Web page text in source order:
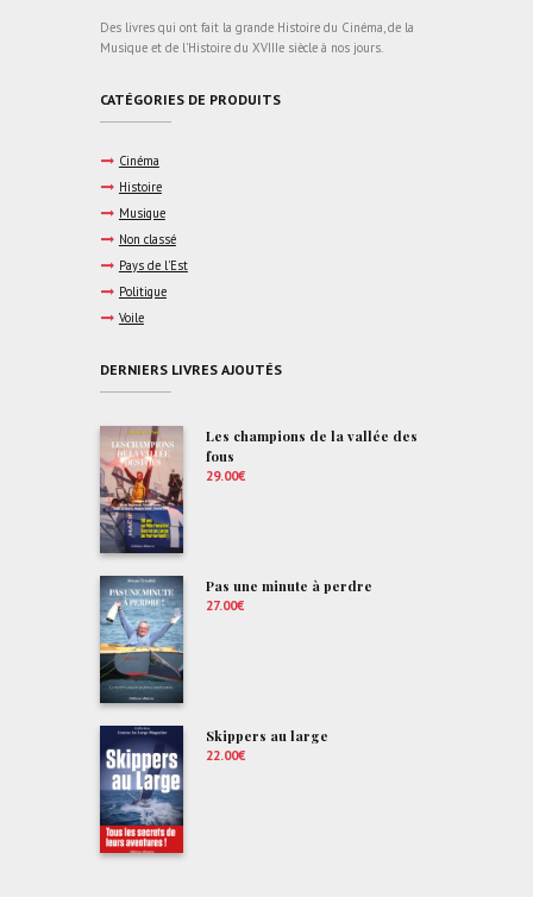
Des livres qui ont fait la grande Histoire du Cinéma, de la
Musique et de l'Histoire du XVIIIe siècle à nos jours.
CATÉGORIES DE PRODUITS
Cinéma
Histoire
Musique
Non classé
Pays de l'Est
Politique
Voile
DERNIERS LIVRES AJOUTÉS
Les champions de la vallée des
fous
29.00€
Pas une minute à perdre
27.00€
Skippers au large
22.00€